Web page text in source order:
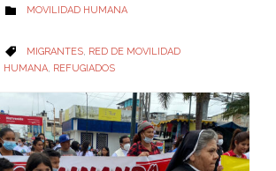
 CATEGORY
MOVILIDAD HUMANA
 CATEGORY
MIGRANTES, RED DE MOVILIDAD
HUMANA, REFUGIADOS